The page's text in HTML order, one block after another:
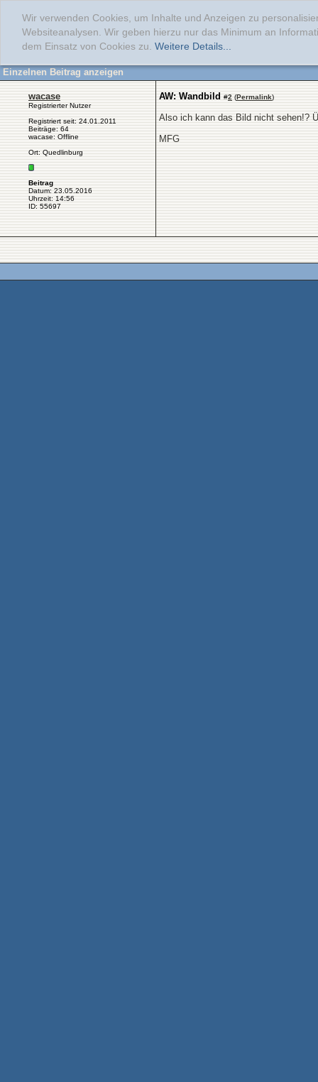
Wir verwenden Cookies, um Inhalte und Anzeigen zu
Websiteanalysen. Wir geben hierzu nur das Minimum an
dem Einsatz von Cookies zu. Weitere Details...
Einzelnen Beitrag anzeigen
wacase
Registrierter Nutzer
Registriert seit: 24.01.2011
Beiträge: 64
wacase: Offline
Ort: Quedlinburg
Beitrag
Datum: 23.05.2016
Uhrzeit: 14:56
ID: 55697
AW: Wandbild #2 (Permalink)
Also ich kann das Bild nicht sehen!?
MFG